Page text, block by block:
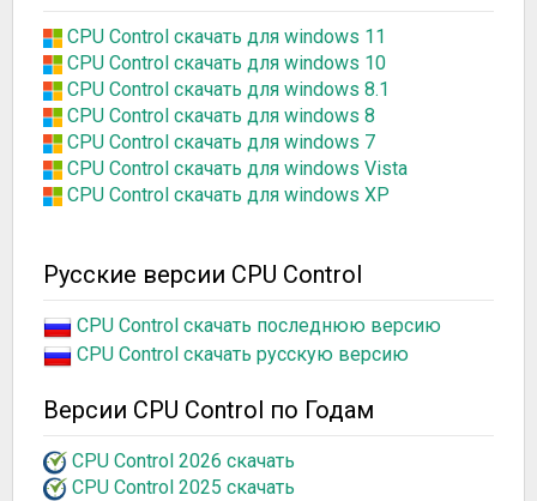
CPU Control скачать для windows 11
CPU Control скачать для windows 10
CPU Control скачать для windows 8.1
CPU Control скачать для windows 8
CPU Control скачать для windows 7
CPU Control скачать для windows Vista
CPU Control скачать для windows XP
Русские версии CPU Control
CPU Control скачать последнюю версию
CPU Control скачать русскую версию
Версии CPU Control по Годам
CPU Control 2026 скачать
CPU Control 2025 скачать